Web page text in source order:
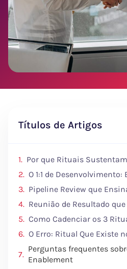
Títulos de Artigos
Por que Rituais
O 1:1 de
Pipeline Review que
Reunião de Resultado
Como Cadenciar os 3
O Erro: Ritual Que Existe
Perguntas frequentes
Enablement